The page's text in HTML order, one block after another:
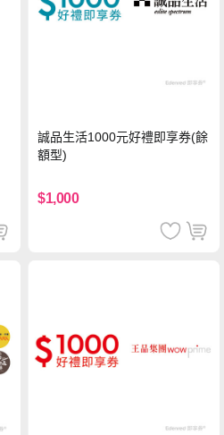
誠品生活1000元好禮即享券(餘
額型)
$1,000